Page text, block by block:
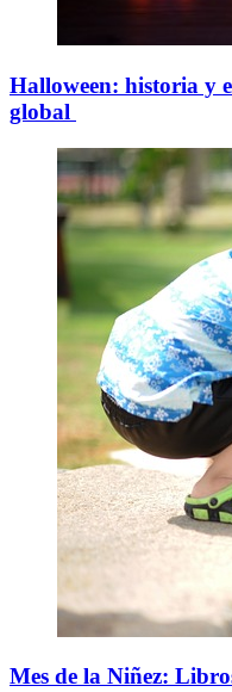
Halloween: historia y
global
Mes de la Niñez: